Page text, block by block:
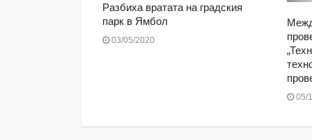
Разбиха вратата на градския
парк в Ямбол
03/05/2020
05/